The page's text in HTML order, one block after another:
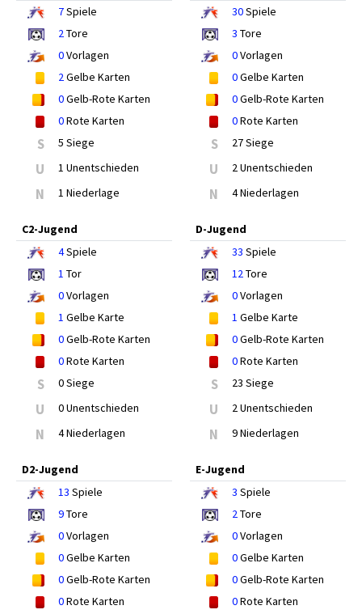
7Spiele
2Tore
0Vorlagen
2Gelbe Karten
0Gelb-Rote Karten
0Rote Karten
S 5 Siege
U 1 Unentschieden
N 1 Niederlage
30Spiele
3 Tore
0Vorlagen
0Gelbe Karten
0Gelb-Rote Karten
0Rote Karten
S 27 Siege
U 2 Unentschieden
N 4 Niederlagen
C2-Jugend
4Spiele
1 Tor
0Vorlagen
1 Gelbe Karte
0Gelb-Rote Karten
0Rote Karten
S 0 Siege
U 0 Unentschieden
N 4 Niederlagen
D-Jugend
33 Spiele
12Tore
0Vorlagen
1 Gelbe Karte
0Gelb-Rote Karten
0Rote Karten
S 23 Siege
U 2 Unentschieden
N 9 Niederlagen
D2-Jugend
13 Spiele
9Tore
0Vorlagen
0Gelbe Karten
0Gelb-Rote Karten
0Rote Karten
E-Jugend
3 Spiele
2Tore
0Vorlagen
0Gelbe Karten
0Gelb-Rote Karten
0Rote Karten